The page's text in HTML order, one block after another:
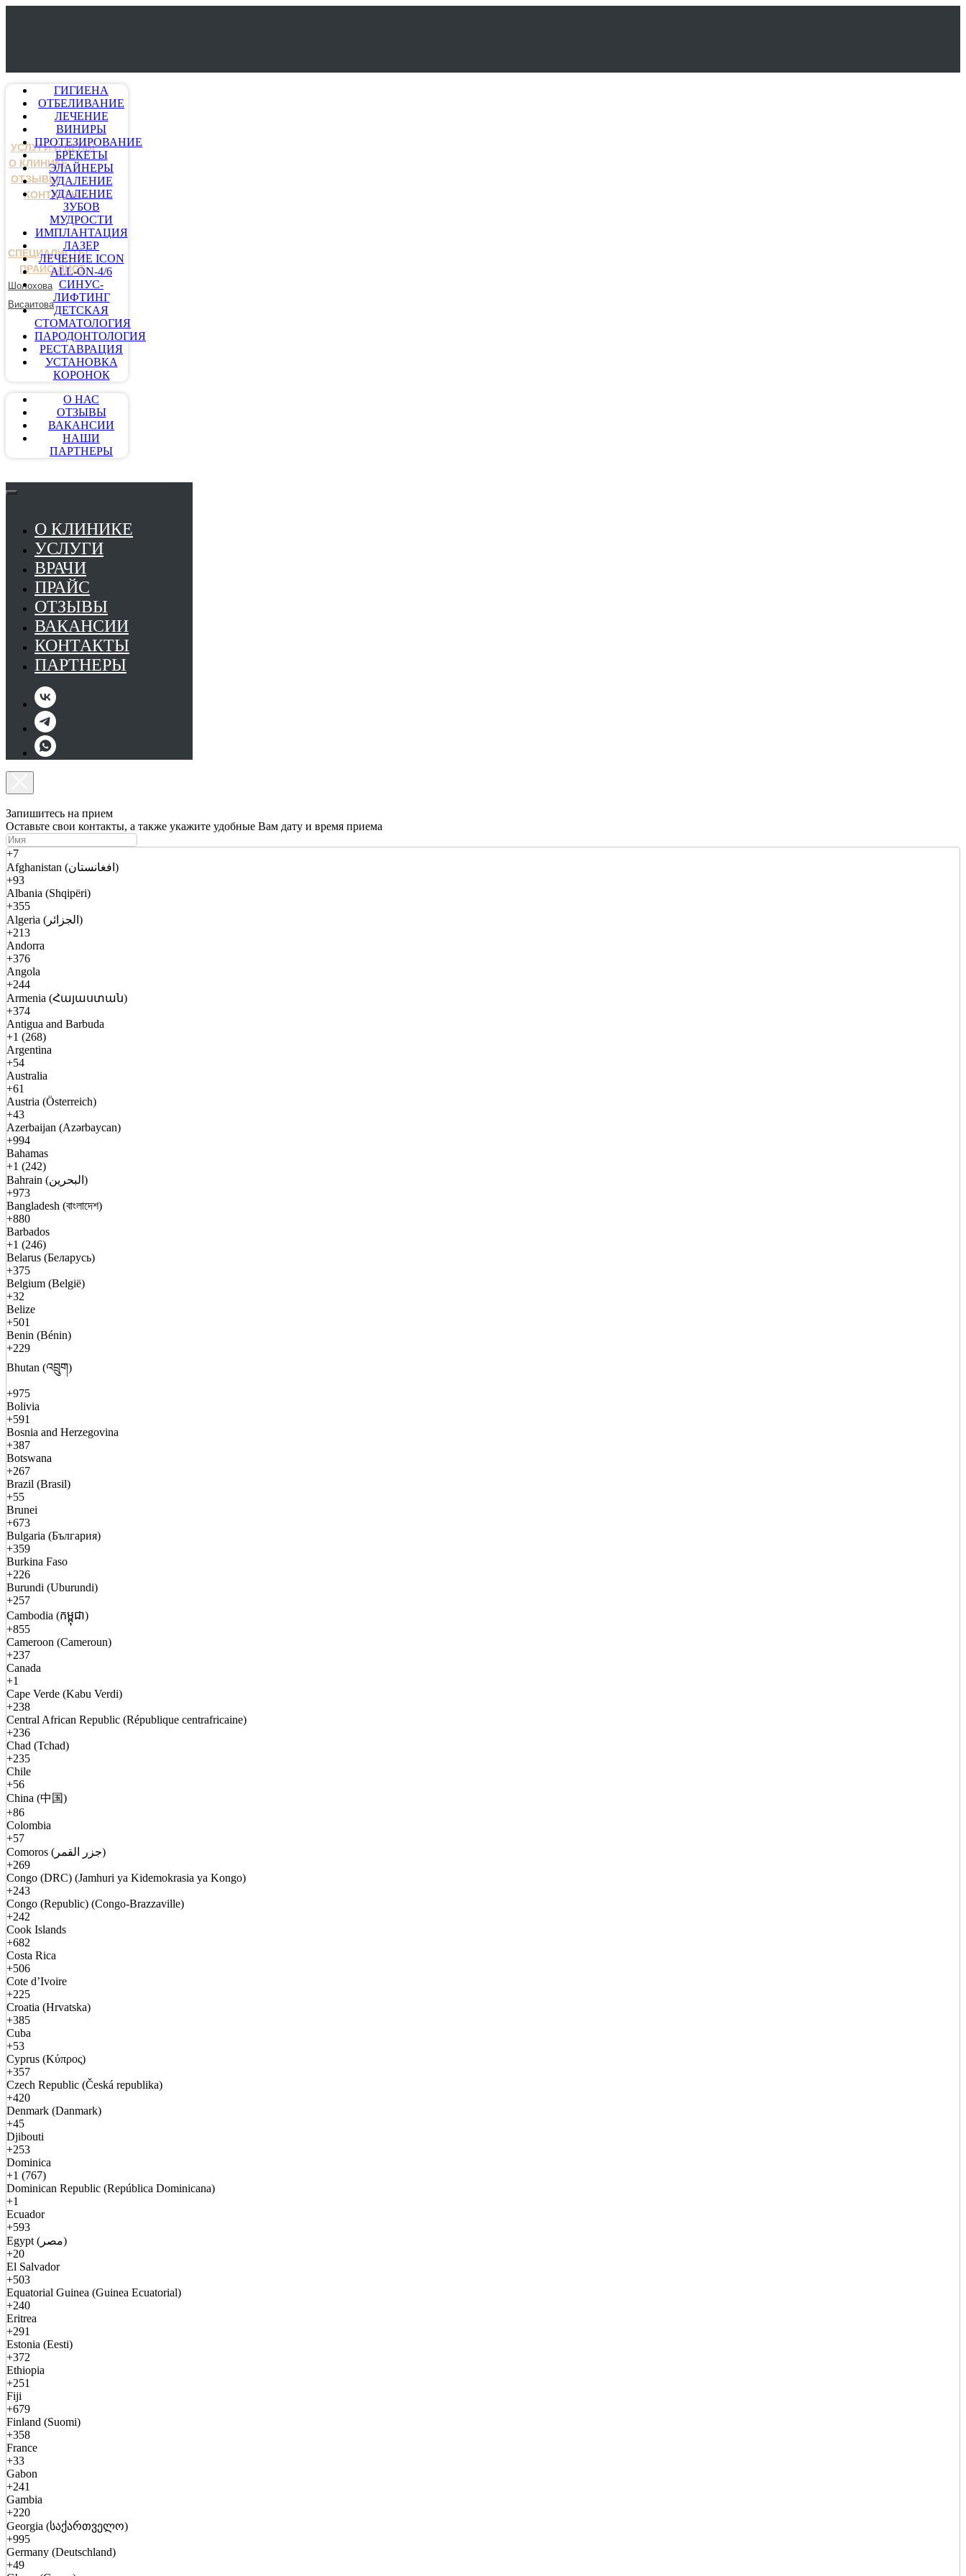
УСЛУГИ И ЦЕНЫ
О КЛИНИКЕ
ОТЗЫВЫ
КОНТАКТЫ
СПЕЦИАЛИСТЫ
ПРАЙС-ЛИСТ
Шолохова
Висаитова
ГИГИЕНА
ОТБЕЛИВАНИЕ
ЛЕЧЕНИЕ
ВИНИРЫ
ПРОТЕЗИРОВАНИЕ
БРЕКЕТЫ
ЭЛАЙНЕРЫ
УДАЛЕНИЕ
УДАЛЕНИЕ
ЗУБОВ
МУДРОСТИ
ИМПЛАНТАЦИЯ
ЛАЗЕР
ЛЕЧЕНИЕ ICON
ALL-ON-4/6
СИНУС-
ЛИФТИНГ
ДЕТСКАЯ
СТОМАТОЛОГИЯ
ПАРОДОНТОЛОГИЯ
РЕСТАВРАЦИЯ
УСТАНОВКА
КОРОНОК
О НАС
ОТЗЫВЫ
ВАКАНСИИ
НАШИ
ПАРТНЕРЫ
О КЛИНИКЕ
УСЛУГИ
ВРАЧИ
ПРАЙС
ОТЗЫВЫ
ВАКАНСИИ
КОНТАКТЫ
ПАРТНЕРЫ
Запишитесь на прием
Оставьте свои контакты, а также укажите удобные Вам дату и время приема
+7
Afghanistan (افغانستان)
+93
Albania (Shqipëri)
+355
Algeria (الجزائر)
+213
Andorra
+376
Angola
+244
Armenia (Հայաստան)
+374
Antigua and Barbuda
+1 (268)
Argentina
+54
Australia
+61
Austria (Österreich)
+43
Azerbaijan (Azərbaycan)
+994
Bahamas
+1 (242)
Bahrain (البحرين)
+973
Bangladesh (বাংলাদেশ)
+880
Barbados
+1 (246)
Belarus (Беларусь)
+375
Belgium (België)
+32
Belize
+501
Benin (Bénin)
+229
Bhutan (འབྲུག)
+975
Bolivia
+591
Bosnia and Herzegovina
+387
Botswana
+267
Brazil (Brasil)
+55
Brunei
+673
Bulgaria (България)
+359
Burkina Faso
+226
Burundi (Uburundi)
+257
Cambodia (កម្ពុជា)
+855
Cameroon (Cameroun)
+237
Canada
+1
Cape Verde (Kabu Verdi)
+238
Central African Republic (République centrafricaine)
+236
Chad (Tchad)
+235
Chile
+56
China (中国)
+86
Colombia
+57
Comoros (جزر القمر)
+269
Congo (DRC) (Jamhuri ya Kidemokrasia ya Kongo)
+243
Congo (Republic) (Congo-Brazzaville)
+242
Cook Islands
+682
Costa Rica
+506
Cote d’Ivoire
+225
Croatia (Hrvatska)
+385
Cuba
+53
Cyprus (Κύπρος)
+357
Czech Republic (Česká republika)
+420
Denmark (Danmark)
+45
Djibouti
+253
Dominica
+1 (767)
Dominican Republic (República Dominicana)
+1
Ecuador
+593
Egypt (مصر)
+20
El Salvador
+503
Equatorial Guinea (Guinea Ecuatorial)
+240
Eritrea
+291
Estonia (Eesti)
+372
Ethiopia
+251
Fiji
+679
Finland (Suomi)
+358
France
+33
Gabon
+241
Gambia
+220
Georgia (საქართველო)
+995
Germany (Deutschland)
+49